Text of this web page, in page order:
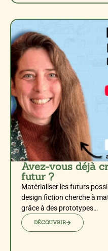
Avez-vous déjà
futur ?
Matérialiser les futurs
design fiction cherche à
grâce à des prototypes…
DÉCOUVRIR